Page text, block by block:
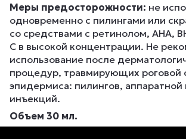
Меры предосторожности: не
одновременно с пилингами или
со средствами с ретинолом, AHA,
C в высокой концентрации. Не
использование после
процедур, травмирующих роговой
эпидермиса: пилингов, аппаратной
инъекций.
Объем 30 мл.